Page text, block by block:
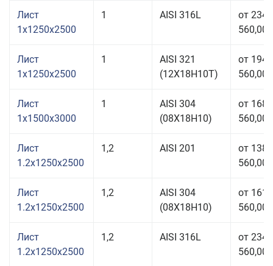
Лист
1x1250x2500
1 AISI 316L
от 234
560,00
Лист
1x1250x2500
1
AISI 321
(12Х18Н10Т)
от 194
560,00
Лист
1x1500x3000
1
AISI 304
(08Х18Н10)
от 168
560,00
Лист
1.2x1250x2500
1,2 AISI 201
от 138
560,00
Лист
1.2x1250x2500
1,2
AISI 304
(08Х18Н10)
от 161
560,00
Лист
1.2x1250x2500
1,2 AISI 316L
от 234
560,00